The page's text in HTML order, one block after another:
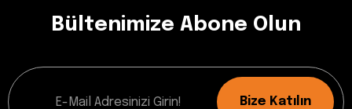
Bültenimize Abone Olun
Bize Katılın